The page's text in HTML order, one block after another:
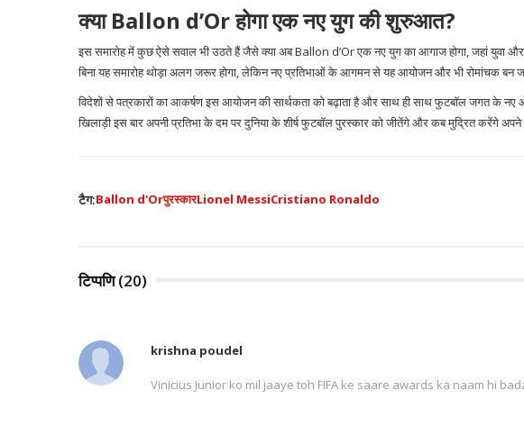
क्या Ballon d’Or होगा एक नए युग की शुरुआत?
इस समारोह में कुछ ऐसे सवाल भी उठते हैं जैसे क्या अब Ballon d’Or एक नए युग का आगाज होगा, जहां युवा
बिना यह समारोह थोड़ा अलग जरूर होगा, लेकिन नए प्रतिभाओं के आगमन से यह आयोजन और भी रोमांचक बन
विदेशों से पत्रकारों का आकर्षण इस आयोजन की सार्थकता को बढ़ाता है और साथ ही साथ फुटबॉल जगत के नए
खिलाड़ी इस बार अपनी प्रतिभा के दम पर दुनिया के शीर्ष फुटबॉल पुरस्कार को जीतेंगे और कब मुद्रित करेंगे अपने
टैग:Ballon d'Orपुरस्कारLionel MessiCristiano Ronaldo
टिप्पणि (20)
krishna poudel
Vinicius Junior ko mil jaaye toh FIFA ke saare awards ka naam hi